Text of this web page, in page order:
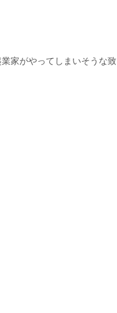
家がやってしまいそうな致